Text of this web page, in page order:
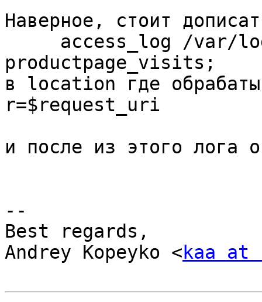
Наверное, стоит
productpage_visits;
в location где
r=$request_uri
и после из этого лога
--
Best regards,
Andrey Kopeyko <kaa at